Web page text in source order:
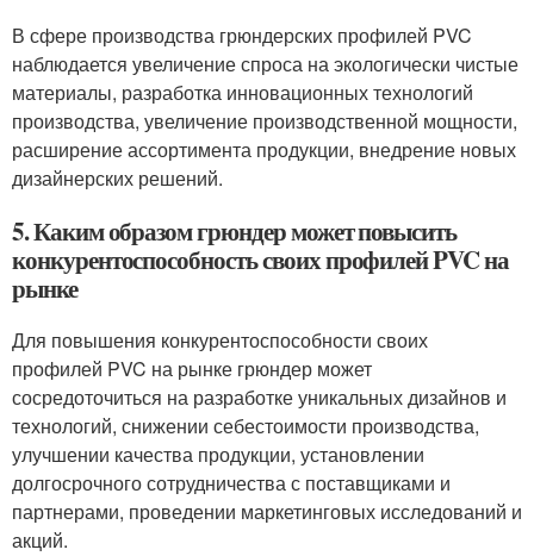
В сфере производства грюндерских профилей PVC
наблюдается увеличение спроса на экологически чистые
материалы, разработка инновационных технологий
производства, увеличение производственной мощности,
расширение ассортимента продукции, внедрение новых
дизайнерских решений.
5. Каким образом грюндер может повысить
конкурентоспособность своих профилей PVC на
рынке
Для повышения конкурентоспособности своих
профилей PVC на рынке грюндер может
сосредоточиться на разработке уникальных дизайнов и
технологий, снижении себестоимости производства,
улучшении качества продукции, установлении
долгосрочного сотрудничества с поставщиками и
партнерами, проведении маркетинговых исследований и
акций.